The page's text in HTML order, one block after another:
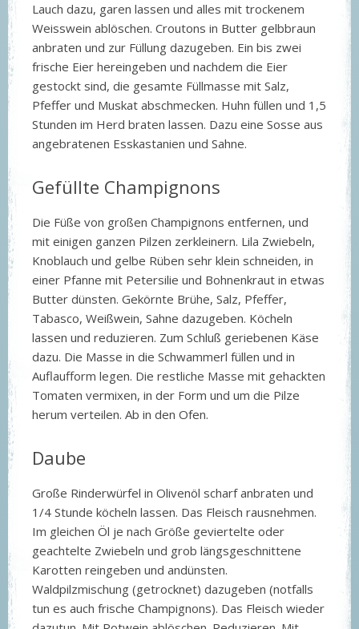
Lauch dazu, garen lassen und alles mit trockenem
Weisswein ablöschen. Croutons in Butter gelbbraun
anbraten und zur Füllung dazugeben. Ein bis zwei
frische Eier hereingeben und nachdem die Eier
gestockt sind, die gesamte Füllmasse mit Salz,
Pfeffer und Muskat abschmecken. Huhn füllen und 1,5
Stunden im Herd braten lassen. Dazu eine Sosse aus
angebratenen Esskastanien und Sahne.
Gefüllte Champignons
Die Füße von großen Champignons entfernen, und
mit einigen ganzen Pilzen zerkleinern. Lila Zwiebeln,
Knoblauch und gelbe Rüben sehr klein schneiden, in
einer Pfanne mit Petersilie und Bohnenkraut in etwas
Butter dünsten. Gekörnte Brühe, Salz, Pfeffer,
Tabasco, Weißwein, Sahne dazugeben. Köcheln
lassen und reduzieren. Zum Schluß geriebenen Käse
dazu. Die Masse in die Schwammerl füllen und in
Auflaufform legen. Die restliche Masse mit gehackten
Tomaten vermixen, in der Form und um die Pilze
herum verteilen. Ab in den Ofen.
Daube
Große Rinderwürfel in Olivenöl scharf anbraten und
1/4 Stunde köcheln lassen. Das Fleisch rausnehmen.
Im gleichen Öl je nach Größe geviertelte oder
geachtelte Zwiebeln und grob längsgeschnittene
Karotten reingeben und andünsten.
Waldpilzmischung (getrocknet) dazugeben (notfalls
tun es auch frische Champignons). Das Fleisch wieder